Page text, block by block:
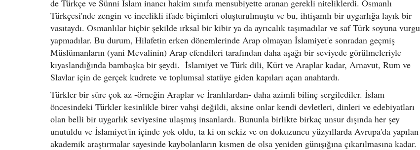
de Türkçe ve Sünni İslam inancı hakim sınıfa mensubiyette aranan gerekli niteliklerdi. Osmanlı
Türkçesi'nde zengin ve incelikli ifade biçimleri oluşturulmuştu ve bu, ihtişamlı bir uygarlığa layık bir
vasıtaydı. Osmanlılar hiçbir şekilde ırksal bir kibir ya da ayrıcalık taşımadılar ve saf Türk soyuna vurgu
yapmadılar. Bu durum, Hilafetin erken dönemlerinde Arap olmayan İslamiyet'e sonradan geçmiş
Müslümanların (yani Mevalinin) Arap efendileri tarafından daha aşağı bir seviyede görülmeleriyle
kıyaslandığında bambaşka bir şeydi. İslamiyet ve Türk dili, Kürt ve Araplar kadar, Arnavut, Rum ve
Slavlar için de gerçek kudrete ve toplumsal statüye giden kapıları açan anahtardı.
Türkler bir süre çok az -örneğin Araplar ve İranlılardan- daha azimli bilinç sergilediler. İslam
öncesindeki Türkler kesinlikle birer vahşi değildi, aksine onlar kendi devletleri, dinleri ve edebiyatları
olan belli bir uygarlık seviyesine ulaşmış insanlardı. Bununla birlikte birkaç unsur dışında her şey
unutuldu ve İslamiyet'in içinde yok oldu, ta ki on sekiz ve on dokuzuncu yüzyıllarda Avrupa'da yapılan
akademik araştırmalar sayesinde kaybolanların kısmen de olsa yeniden günışığına çıkarılmasına kadar.